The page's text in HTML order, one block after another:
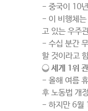
- 중국이 10
- 이 비행체는
고 있는 우주
- 수십 분간
할 것이라고
❍ 세계 1위
- 올해 여름
후 노동법 개
- 하지만 6월